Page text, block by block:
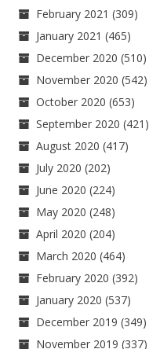
February 2021 (309)
January 2021 (465)
December 2020 (510)
November 2020 (542)
October 2020 (653)
September 2020 (421)
August 2020 (417)
July 2020 (202)
June 2020 (224)
May 2020 (248)
April 2020 (204)
March 2020 (464)
February 2020 (392)
January 2020 (537)
December 2019 (349)
November 2019 (337)